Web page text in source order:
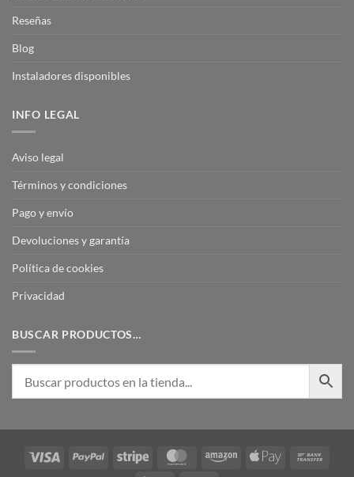
Reseñas
Blog
Instaladores disponibles
INFO LEGAL
Aviso legal
Términos y condiciones
Pago y envío
Devoluciones y garantía
Política de cookies
Privacidad
BUSCAR PRODUCTOS…
Visa PayPal Stripe MasterCardAmazon Apple